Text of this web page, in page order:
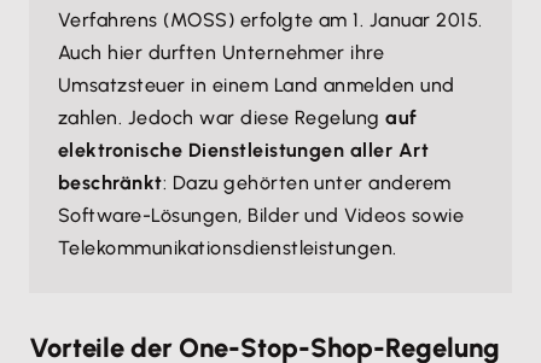
Verfahrens (MOSS) erfolgte am 1. Januar 2015.
Auch hier durften Unternehmer ihre
Umsatzsteuer in einem Land anmelden und
zahlen. Jedoch war diese Regelungauf
elektronische Dienstleistungen aller Art
beschränkt: Dazu gehörten unter anderem
Software-Lösungen, Bilder und Videos sowie
Telekommunikationsdienstleistungen.
Vorteile der One-Stop-Shop-Regelung